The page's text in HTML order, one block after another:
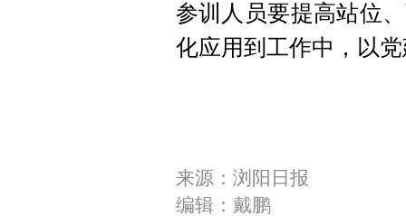
参训人员要提高站位
化应用到工作中，以
来源：浏阳日报
编辑：戴鹏